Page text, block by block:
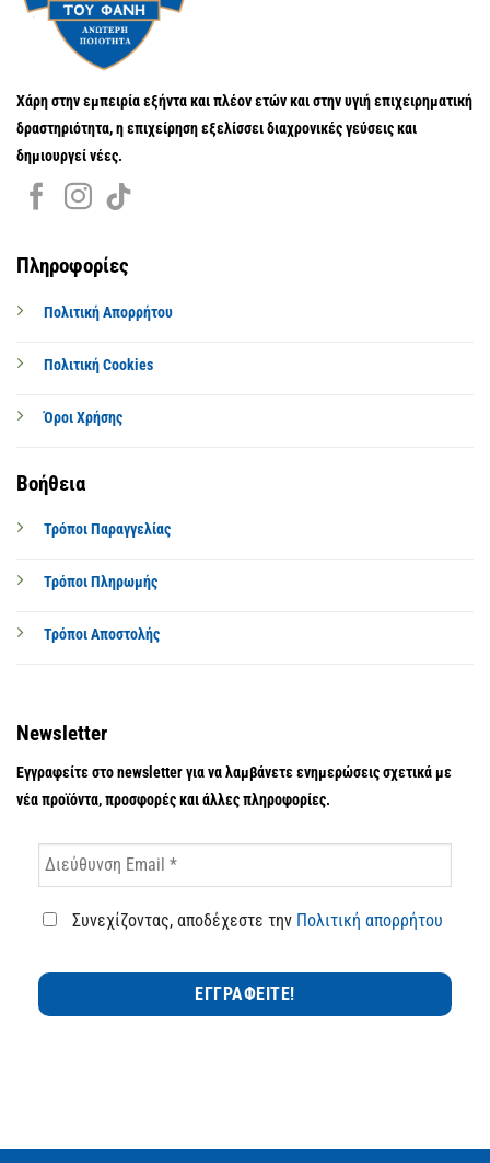
Χάρη στην εμπειρία εξήντα και πλέον ετών και στην υγιή επιχειρηματική
δραστηριότητα, η επιχείρηση εξελίσσει διαχρονικές γεύσεις και
δημιουργεί νέες.
Πληροφορίες
Πολιτική Απορρήτου
Πολιτική Cookies
Όροι Χρήσης
Βοήθεια
Τρόποι Παραγγελίας
Τρόποι Πληρωμής
Τρόποι Αποστολής
Newsletter
Εγγραφείτε στο newsletter για να λαμβάνετε ενημερώσεις σχετικά με
νέα προϊόντα, προσφορές και άλλες πληροφορίες.
Συνεχίζοντας, αποδέχεστε την Πολιτική απορρήτου